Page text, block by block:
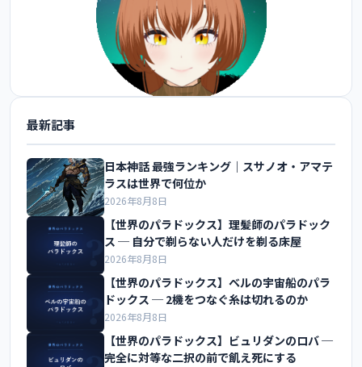
最新記事
日本神話 最強ランキング｜スサノオ・アマテ
ラスは世界で何位か
2026年8月8日
【世界のパラドックス】理髪師のパラドック
ス ─ 自分で剃らない人だけを剃る床屋
2026年8月8日
【世界のパラドックス】ベルの宇宙船のパラ
ドックス ─ 2機をつなぐ糸は切れるのか
2026年8月8日
【世界のパラドックス】ビュリダンのロバ ─
完全に対等な二択の前で飢え死にする